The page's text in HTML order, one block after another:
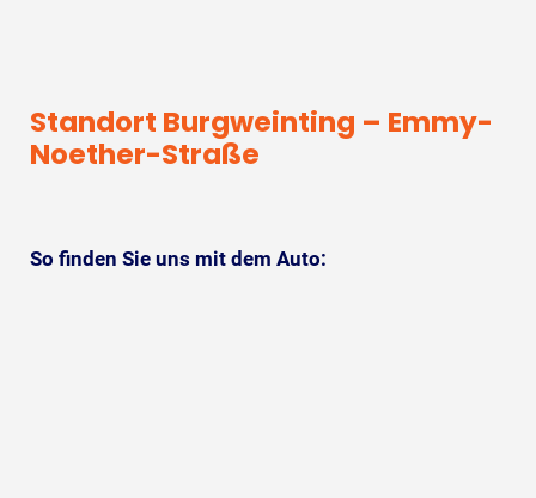
Standort Burgweinting – Emmy-
Noether-Straße
So finden Sie uns mit dem Auto: